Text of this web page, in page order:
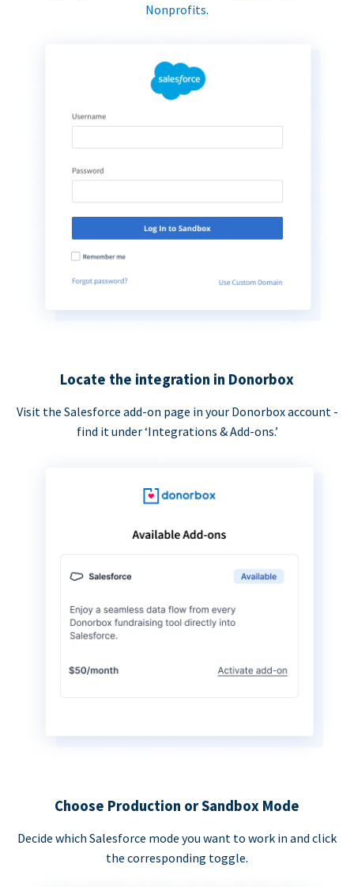
Nonprofits.
Locate the integration in Donorbox
Visit the Salesforce add-on page in your Donorbox account -
find it under ‘Integrations & Add-ons.’
Choose Production or Sandbox Mode
Decide which Salesforce mode you want to work in and click
the corresponding toggle.